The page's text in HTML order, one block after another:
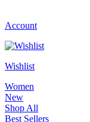
Account
Wishlist
Women
New
Shop All
Best Sellers